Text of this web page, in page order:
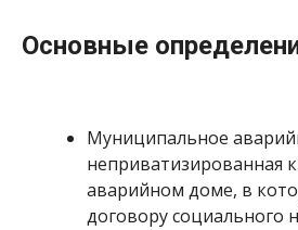
Основные
Муниципальное
неприватизированная
аварийном доме, в
договору социального